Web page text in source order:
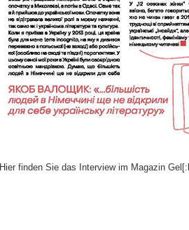
Hier finden Sie das Interview im Magazin